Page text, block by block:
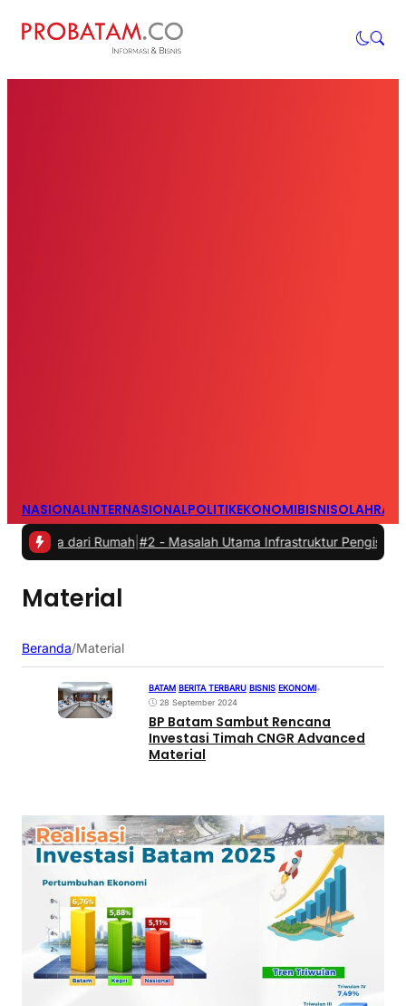
NASIONALINTERNASIONALPOLITIKEKONOMIBISNIS
dari Rumah |#2 -Masalah Utama Infrastruktur Pengisian Daya
Material
Beranda/Material
BATAM BERITA TERBARU BISNIS EKONOMI •
28 September 2024
BP Batam Sambut Rencana
Investasi Timah CNGR Advanced
Material